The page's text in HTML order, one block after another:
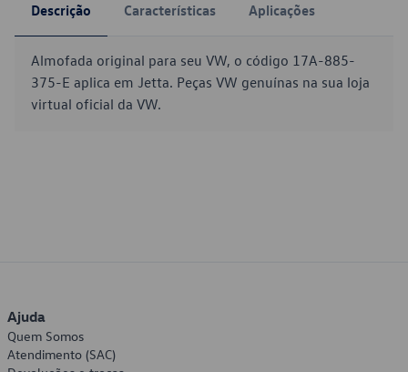
Descrição Características Aplicações
Almofada original para seu VW, o código 17A-885-
375-E aplica em Jetta. Peças VW genuínas na sua loja
virtual oficial da VW.
Ajuda
Quem Somos
Atendimento (SAC)